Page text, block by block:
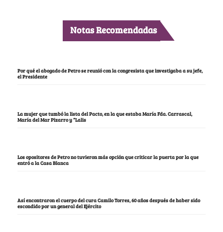
Notas Recomendadas
Por qué el abogado de Petro se reunió con la congresista que investigaba a su jefe,
el Presidente
La mujer que tumbó la lista del Pacto, en la que estaba María Fda. Carrascal,
María del Mar Pizarro y “Lalis
Los opositores de Petro no tuvieron más opción que criticar la puerta por la que
entró a la Casa Blanca
Así encontraron el cuerpo del cura Camilo Torres, 60 años después de haber sido
escondido por un general del Ejército